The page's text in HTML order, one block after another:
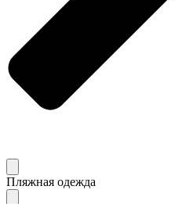
Пляжная одежда